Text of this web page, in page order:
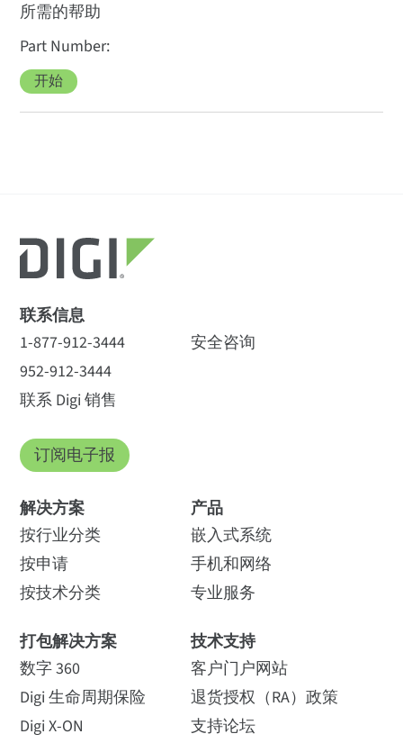
所需的帮助
开始
联系信息
1-877-912-3444
952-912-3444
联系 Digi 销售
安全咨询
订阅电子报
解决方案
按行业分类
按申请
按技术分类
打包解决方案
数字 360
Digi 生命周期保险
Digi X-ON
产品
嵌入式系统
手机和网络
专业服务
技术支持
客户门户网站
退货授权（RA）政策
支持论坛